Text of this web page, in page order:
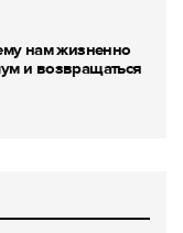
нам жизненно
и возвращаться